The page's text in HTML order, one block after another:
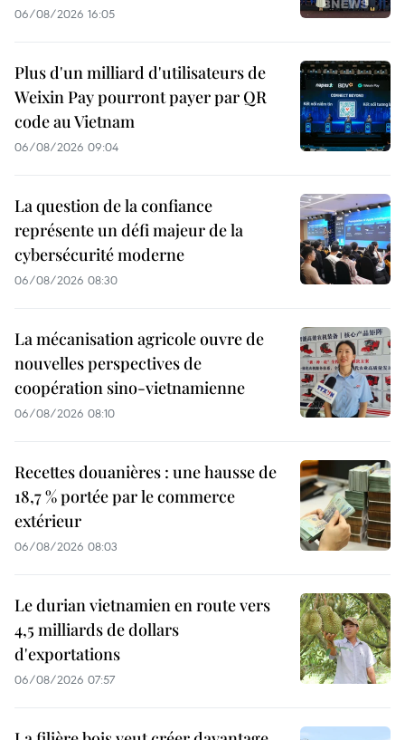
06/08/2026 16:05
Plus d'un milliard d'utilisateurs de
Weixin Pay pourront payer par QR
code au Vietnam
06/08/2026 09:04
La question de la confiance
représente un défi majeur de la
cybersécurité moderne
06/08/2026 08:30
La mécanisation agricole ouvre de
nouvelles perspectives de
coopération sino-vietnamienne
06/08/2026 08:10
Recettes douanières : une hausse de
18,7 % portée par le commerce
extérieur
06/08/2026 08:03
Le durian vietnamien en route vers
4,5 milliards de dollars
d'exportations
06/08/2026 07:57